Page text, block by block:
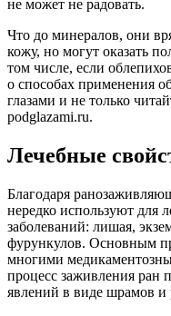
не может не радовать.
Что до минералов, они
кожу, но могут оказать
том числе, если
о способах применения
глазами и не только
podglazami.ru.
Лечебные
Благодаря
нередко используют для
заболеваний: лишая,
фурункулов. Основным
многими
процесс заживления ран
явлений в виде шрамов и